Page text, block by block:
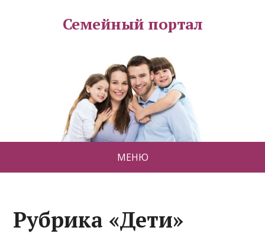
Семейный портал
МЕНЮ
Рубрика «Дети»